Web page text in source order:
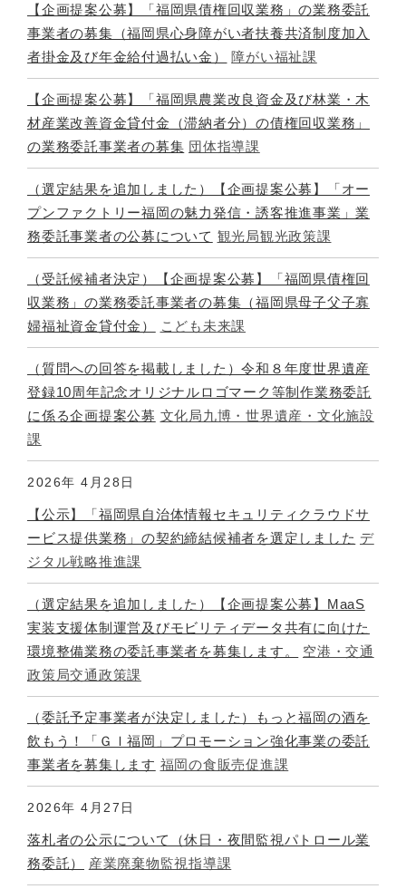
【企画提案公募】「福岡県債権回収業務」の業務委託
事業者の募集（福岡県心身障がい者扶養共済制度加入
者掛金及び年金給付過払い金）
障がい福祉課
【企画提案公募】「福岡県農業改良資金及び林業・木
材産業改善資金貸付金（滞納者分）の債権回収業務」
の業務委託事業者の募集 団体指導課
（選定結果を追加しました）【企画提案公募】「オー
プンファクトリー福岡の魅力発信・誘客推進事業」業
務委託事業者の公募について 観光局観光政策課
（受託候補者決定）【企画提案公募】「福岡県債権回
収業務」の業務委託事業者の募集（福岡県母子父子寡
婦福祉資金貸付金）
こども未来課
（質問への回答を掲載しました）令和８年度世界遺産
登録10周年記念オリジナルロゴマーク等制作業務委託
に係る企画提案公募 文化局九博・世界遺産・文化施設
課
2026年 4月28日
【公示】「福岡県自治体情報セキュリティクラウドサ
ービス提供業務」の契約締結候補者を選定しました デ
ジタル戦略推進課
（選定結果を追加しました）【企画提案公募】MaaS
実装支援体制運営及びモビリティデータ共有に向けた
環境整備業務の委託事業者を募集します。
空港・交通
政策局交通政策課
（委託予定事業者が決定しました）もっと福岡の酒を
飲もう！「ＧＩ福岡」プロモーション強化事業の委託
事業者を募集します 福岡の食販売促進課
2026年 4月27日
落札者の公示について（休日・夜間監視パトロール業
務委託）
産業廃棄物監視指導課